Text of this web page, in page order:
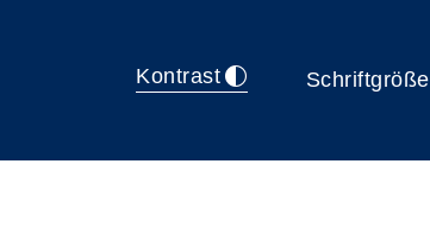
Kontrast Schriftgröße